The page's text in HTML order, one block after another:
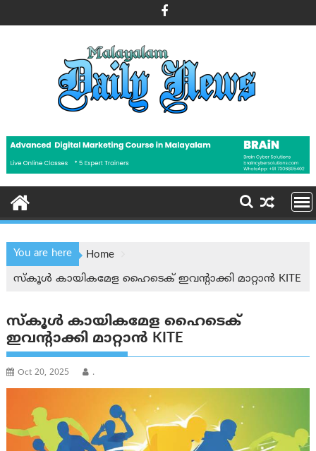
to
You are here
Home
സ്കൂൾ കായികമേള ഹൈടെക് ഇവന്റാക്കി മാറ്റാന്‍ KITE
സ്കൂൾ കായികമേള ഹൈടെക്
ഇവന്റാക്കി മാറ്റാന്‍ KITE
Oct 20, 2025 .